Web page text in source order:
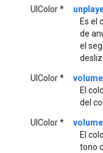
UIColor *
Es el
de
el
UIColor *
El
del
UIColor *
El
tono